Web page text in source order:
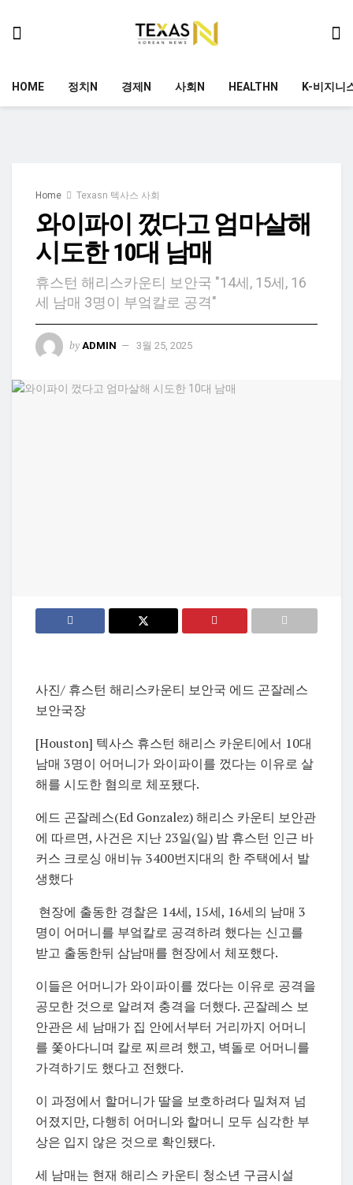
HOME 정치N 경제N 사회N HEALTHN K-비지니
Home Texasn 텍사스 사회
와이파이 껐다고 엄마살해
시도한 10대 남매
휴스턴 해리스카운티 보안국 "14세, 15세, 16
세 남매 3명이 부엌칼로 공격"
by ADMIN 3월 25, 2025
사진/ 휴스턴 해리스카운티 보안국 에드 곤잘레스
보안국장
[Houston] 텍사스 휴스턴 해리스 카운티에서 10대
남매 3명이 어머니가 와이파이를 껐다는 이유로 살
해를 시도한 혐의로 체포됐다.
에드 곤잘레스(Ed Gonzalez) 해리스 카운티 보안관
에 따르면, 사건은 지난 23일(일) 밤 휴스턴 인근 바
커스 크로싱 애비뉴 3400번지대의 한 주택에서 발
생했다
현장에 출동한 경찰은 14세, 15세, 16세의 남매 3
명이 어머니를 부엌칼로 공격하려 했다는 신고를
받고 출동한뒤 삼남매를 현장에서 체포했다.
이들은 어머니가 와이파이를 껐다는 이유로 공격을
공모한 것으로 알려져 충격을 더했다. 곤잘레스 보
안관은 세 남매가 집 안에서부터 거리까지 어머니
를 쫓아다니며 칼로 찌르려 했고, 벽돌로 어머니를
가격하기도 했다고 전했다.
이 과정에서 할머니가 딸을 보호하려다 밀쳐져 넘
어졌지만, 다행히 어머니와 할머니 모두 심각한 부
상은 입지 않은 것으로 확인됐다.
세 남매는 현재 해리스 카운티 청소년 구금시설